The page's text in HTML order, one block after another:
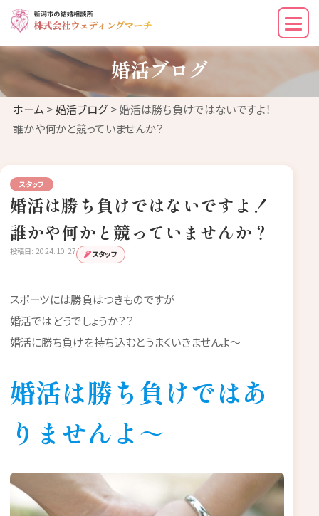
婚活ブログ
ホーム >婚活ブログ> 婚活は勝ち負けではないですよ！
誰かや何かと競っていませんか？
スタッフ
婚活は勝ち負けではないですよ！
誰かや何かと競っていませんか？
投稿日: 2024.10.27 スタッフ
スポーツには勝負はつきものですが
婚活ではどうでしょうか？？
婚活に勝ち負けを持ち込むとうまくいきませんよ～
婚活は勝ち負けではあ
りませんよ～